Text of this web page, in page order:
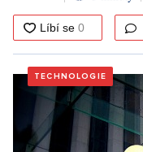
TECHNOLOGIE